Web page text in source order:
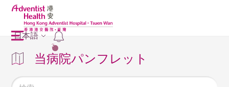
2
日本語
当病院パンフレット